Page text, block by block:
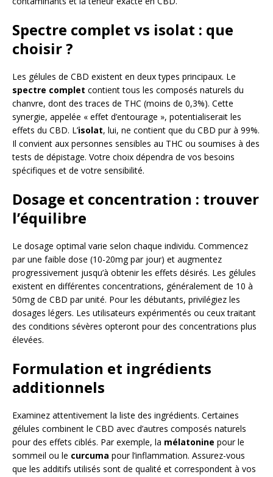
Spectre complet vs isolat : que
choisir ?
Les gélules de CBD existent en deux types principaux. Le
spectre complet contient tous les composés naturels du
chanvre, dont des traces de THC (moins de 0,3%). Cette
synergie, appelée « effet d’entourage », potentialiserait les
effets du CBD. L’isolat, lui, ne contient que du CBD pur à 99%.
Il convient aux personnes sensibles au THC ou soumises à des
tests de dépistage. Votre choix dépendra de vos besoins
spécifiques et de votre sensibilité.
Dosage et concentration : trouver
l’équilibre
Le dosage optimal varie selon chaque individu. Commencez
par une faible dose (10-20mg par jour) et augmentez
progressivement jusqu’à obtenir les effets désirés. Les gélules
existent en différentes concentrations, généralement de 10 à
50mg de CBD par unité. Pour les débutants, privilégiez les
dosages légers. Les utilisateurs expérimentés ou ceux traitant
des conditions sévères opteront pour des concentrations plus
élevées.
Formulation et ingrédients
additionnels
Examinez attentivement la liste des ingrédients. Certaines
gélules combinent le CBD avec d’autres composés naturels
pour des effets ciblés. Par exemple, la mélatonine pour le
sommeil ou le curcuma pour l’inflammation. Assurez-vous
que les additifs utilisés sont de qualité et correspondent à vos